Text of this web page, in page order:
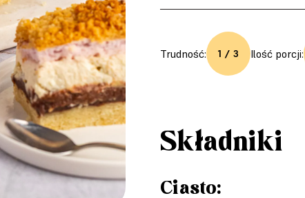
Trudność: 1 / 3 Ilość porcji:
Składniki
Ciasto: